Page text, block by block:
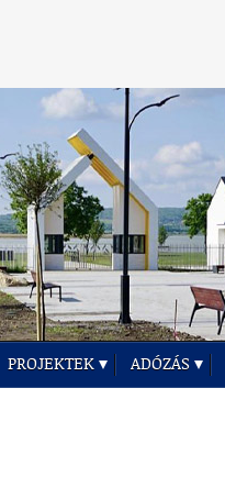
PROJEKTEK ADÓZÁS